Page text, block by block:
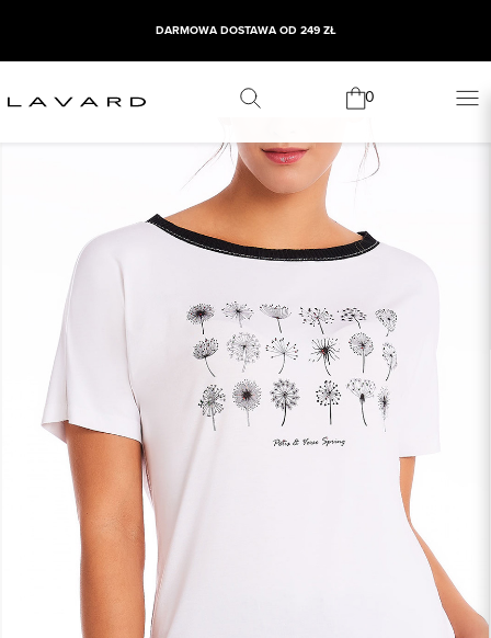
DARMOWA DOSTAWA OD 249 ZŁ
0